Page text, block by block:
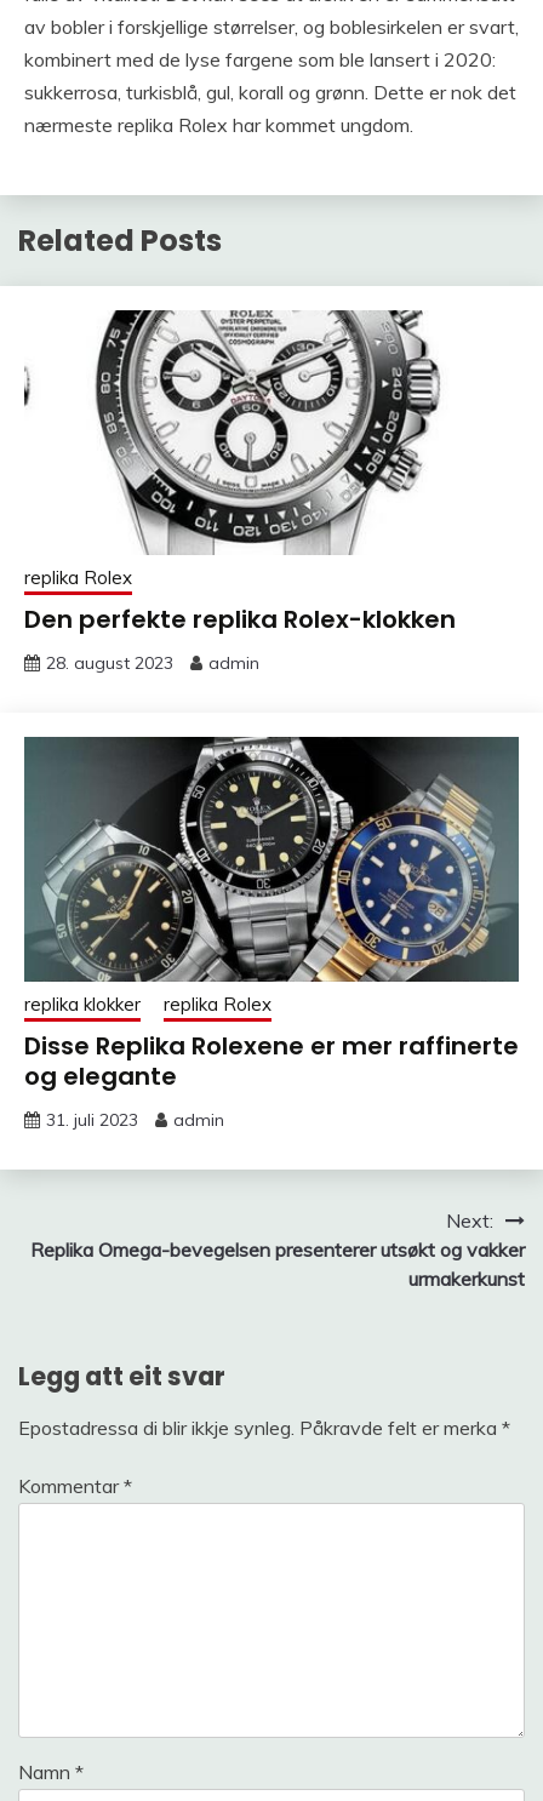
av bobler i forskjellige størrelser, og boblesirkelen er svart,
kombinert med de lyse fargene som ble lansert i 2020:
sukkerrosa, turkisblå, gul, korall og grønn. Dette er nok det
nærmeste replika Rolex har kommet ungdom.
Related Posts
replika Rolex
Den perfekte replika Rolex-klokken
28. august 2023 admin
replika klokker replika Rolex
Disse Replika Rolexene er mer raffinerte
og elegante
31. juli 2023 admin
Next:
Replika Omega-bevegelsen presenterer utsøkt og vakker
urmakerkunst
Legg att eit svar
Epostadressa di blir ikkje synleg. Påkravde felt er merka *
Kommentar*
Namn *